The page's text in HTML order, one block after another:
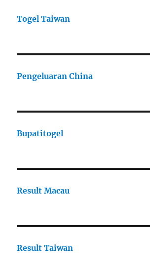
Togel Taiwan
Pengeluaran China
Bupatitogel
Result Macau
Result Taiwan